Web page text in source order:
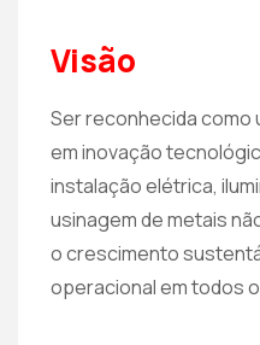
Visão
Ser reconhecida como
em inovação
instalação elétrica,
usinagem de metais
o crescimento
operacional em todos